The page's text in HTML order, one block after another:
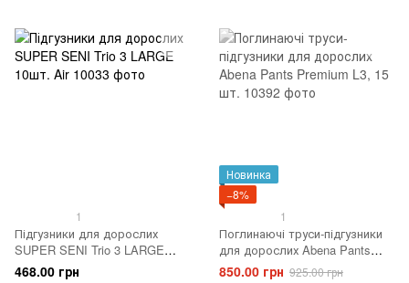
1
Підгузники для дорослих
SUPER SENI Trio 3 LARGE
10шт. Air
468.00 грн
Новинка
−8%
1
Поглинаючі труси-підгузники
для дорослих Abena Pants
Premium L3, 15 шт.
850.00 грн 925.00 грн